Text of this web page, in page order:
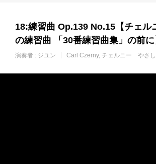
18:練習曲 Op.139 No.15【チェル
の練習曲 「30番練習曲集」の前に
演奏者 : ジユン Carl Czerny チェルニー やさし